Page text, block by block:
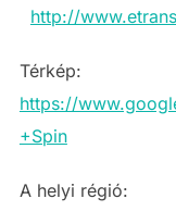
http://
https://
+Spin
A helyi